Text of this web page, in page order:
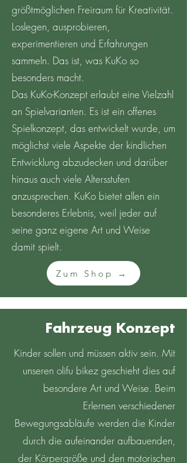
größtmöglichen Freiraum für Kreativität.
Loslegen, ausprobieren,
experimentieren und Erfahrungen
sammeln. Das ist, was KuKo so
besonders macht.
Das KuKo-Konzept erlaubt eine Vielzahl
an Spielvarianten. Es ist ein offenes
Spielkonzept, das entwickelt wurde, um
möglichst viele Aspekte der kindlichen
Entwicklung abzudecken und darüber
hinaus auch viele Altersstufen
anzusprechen. KuKo bietet allen ein
besonderes Erlebnis, weil jeder auf
seine ganz eigene Art und Weise
damit spielt.
Zum Shop →
Fahrzeug Konzept
Kinder sollen und müssen aktiv sein. Mit
unseren olifu bikez geschieht dies auf
besondere Art und Weise. Beim
Erlernen verschiedener
Bewegungsabläufe werden die Kinder
durch die aufeinander aufbauenden,
der Körpergröße und den motorischen